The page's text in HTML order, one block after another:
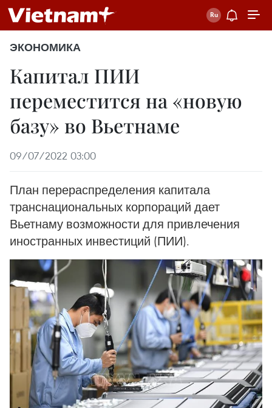
ЭКОНОМИКА
Капитал ПИИ
переместится на «новую
базу» во Вьетнаме
09/07/2022 03:00
План перераспределения капитала
транснациональных корпораций дает
Вьетнаму возможности для привлечения
иностранных инвестиций (ПИИ).